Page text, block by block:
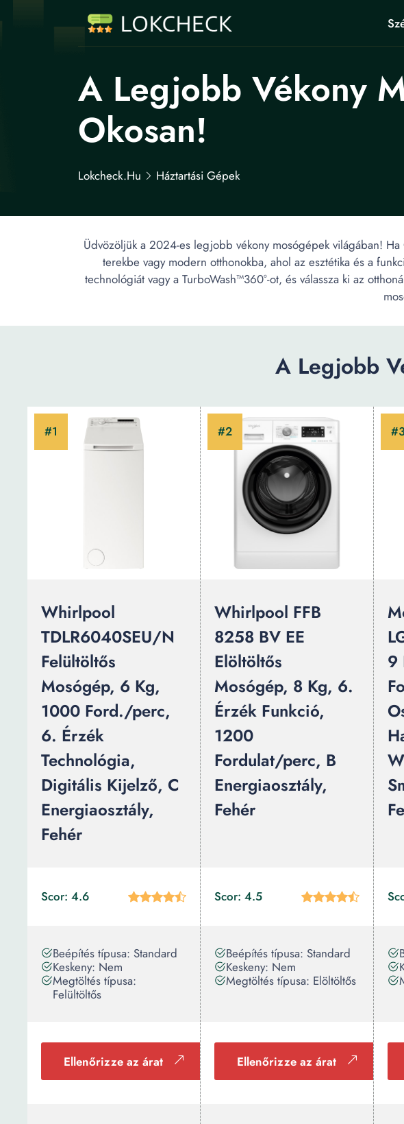
A Legjobb Vékony
Okosan!
Lokcheck.hu Háztartási Gépek
Üdvözöljük a 2024-es legjobb vékony mosógépek világában!
terekbe vagy modern otthonokba, ahol az esztétika és a
technológiát vagy a TurboWash™360°-ot, és válassza ki az
A Legjobb
Whirlpool
TDLR6040SEU/N
Felültöltős
Mosógép, 6 Kg,
1000 Ford./perc,
6. Érzék
Technológia,
Digitális Kijelző, C
Energiaosztály,
Fehér
Scor: 4.6
Beépítés típusa: Standard
Keskeny: Nem
Megtöltés típusa:
Felültöltős
Ellenőrizze az árat
Whirlpool FFB
8258 BV EE
Elöltöltős
Mosógép, 8 Kg, 6.
Érzék Funkció,
1200
Fordulat/perc, B
Energiaosztály,
Fehér
Scor: 4.5
Beépítés típusa: Standard
Keskeny: Nem
Megtöltés típusa: Elöltöltős
Ellenőrizze az árat
9